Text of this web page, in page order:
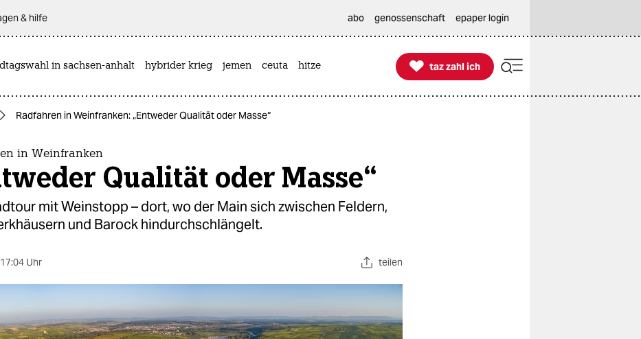
& hilfe abo genossenschaft epaper login
in sachsen-anhalt hybrider krieg jemen ceuta hitze 
taz zahl ich
taz zahl ich
Radfahren in Weinfranken: „Entweder Qualität oder Masse“
in Weinfranken
Qualität oder Masse“
mit Weinstopp – dort, wo der Main sich zwischen Feldern,
und Barock hindurchschlängelt.
17:04 Uhr teilen